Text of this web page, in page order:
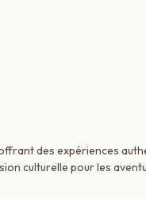
des expériences
culturelle pour les